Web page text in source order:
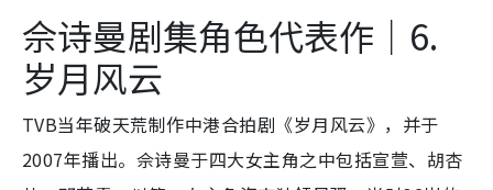
佘诗曼剧集角色代表作｜6.
岁月风云
TVB当年破天荒制作中港合拍剧《岁月风云》，并于
2007年播出。佘诗曼于四大女主角之中包括宣萱、胡杏